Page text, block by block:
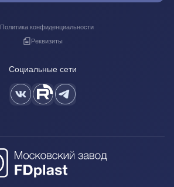
Политика конфиденциальности
Реквизиты
Социальные сети